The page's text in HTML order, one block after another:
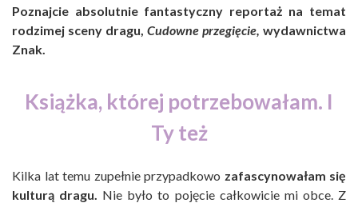
Poznajcie absolutnie fantastyczny reportaż na temat
rodzimej sceny dragu, Cudowne przegięcie, wydawnictwa
Znak.
Książka, której potrzebowałam. I
Ty też
Kilka lat temu zupełnie przypadkowo zafascynowałam się
kulturą dragu.
Nie było to pojęcie całkowicie mi obce. Z